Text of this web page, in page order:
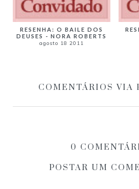
RESENHA: O BAILE DOS
DEUSES - NORA ROBERTS
agosto 18 2011
COMENTÁRIOS VIA
0
POSTAR UM